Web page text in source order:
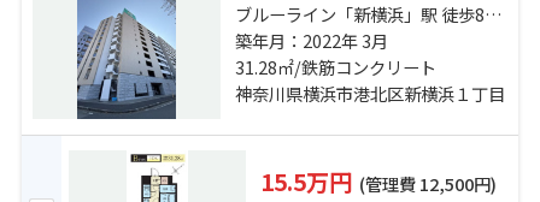
ブルーライン「新横浜」駅 徒歩8分
横浜線「小机」駅 徒歩16分 東急東
横線「菊名」駅 バス17分 又口橋 停
歩7分
築年月：2022年 3月
31.28㎡/鉄筋コンクリート
神奈川県横浜市港北区新横浜１丁目
15.5万円 (管理費 12,500円)